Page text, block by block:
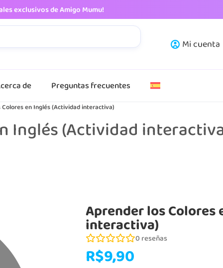
exclusivos de Amigo Mumu!
Mi cuenta
de Preguntas frecuentes
Colores en Inglés (Actividad interactiva)
Inglés (Actividad
Aprender los
interactiva)
0 reseñas
R$9,90